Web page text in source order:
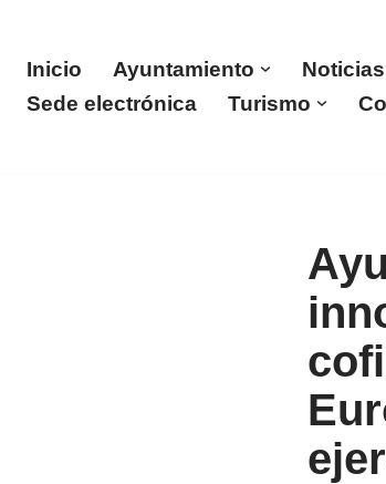
Saltar
Inicio Ayuntamiento Noticias
Sede electrónica
Turismo